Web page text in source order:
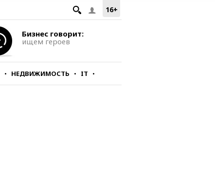
16+
Бизнес говорит:
ищем героев
НЕДВИЖИМОСТЬ IT